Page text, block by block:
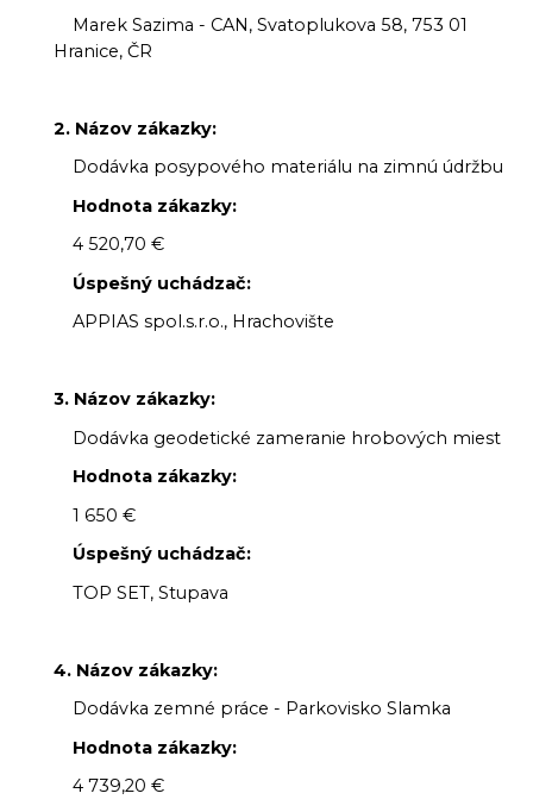
Marek Sazima - CAN, Svatoplukova 58, 753 01
Hranice, ČR
2. Názov zákazky:
Dodávka posypového materiálu na zimnú údržbu
Hodnota zákazky:
4 520,70 €
Úspešný uchádzač:
APPIAS spol.s.r.o., Hrachovište
3. Názov zákazky:
Dodávka geodetické zameranie hrobových miest
Hodnota zákazky:
1 650 €
Úspešný uchádzač:
TOP SET, Stupava
4. Názov zákazky:
Dodávka zemné práce - Parkovisko Slamka
Hodnota zákazky:
4 739,20 €